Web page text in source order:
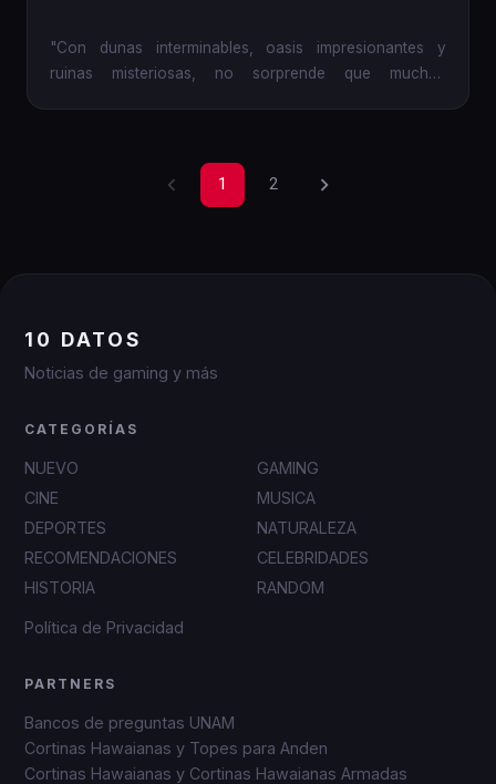
"Con dunas interminables, oasis impresionantes y
ruinas misteriosas, no sorprende que muchos
1 2
10 DATOS
Noticias de gaming y más
CATEGORÍAS
NUEVO
GAMING
CINE
MUSICA
DEPORTES
NATURALEZA
RECOMENDACIONES
CELEBRIDADES
HISTORIA
RANDOM
Política de Privacidad
PARTNERS
Bancos de preguntas UNAM
Cortinas Hawaianas y Topes para Anden
Cortinas Hawaianas y Cortinas Hawaianas Armadas